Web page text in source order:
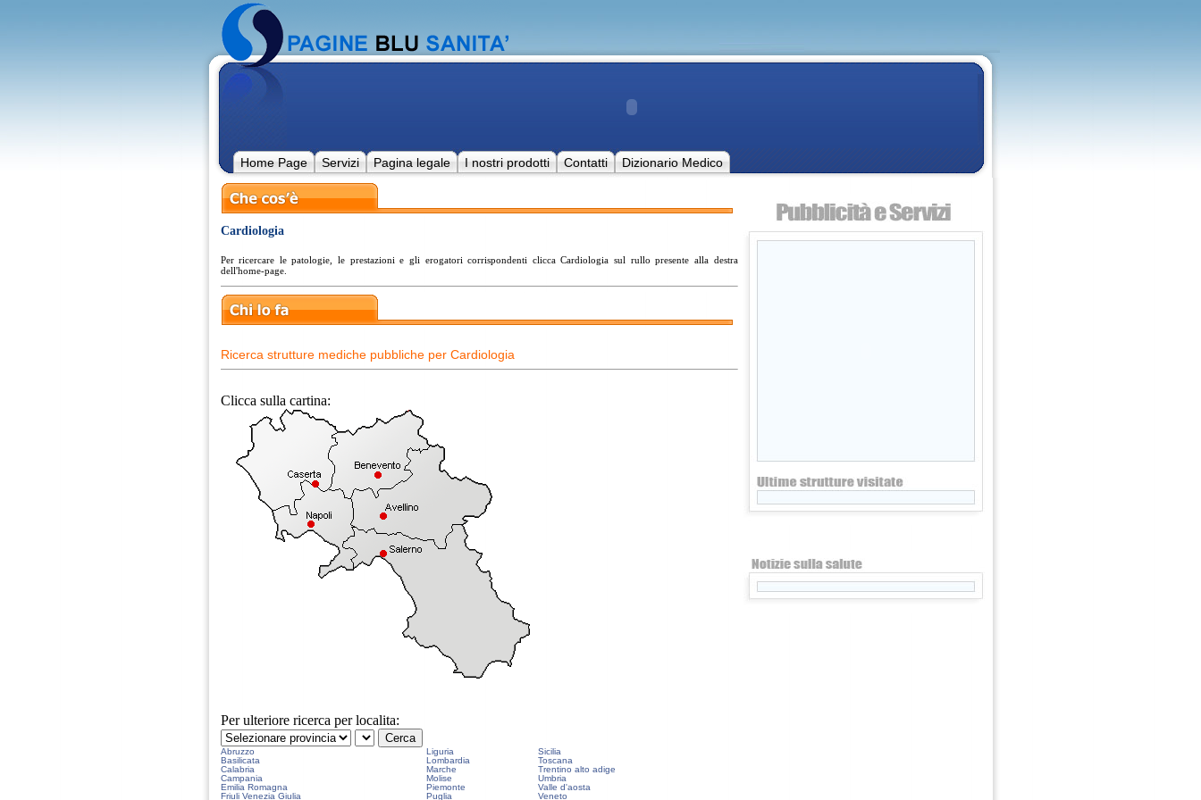
Home Page Servizi Pagina legale I nostri prodotti Contatti Dizionario Medico
Cardiologia
Per ricercare le patologie, le prestazioni e gli erogatori corrispondenti clicca Cardiologia sul rullo presente alla destra
dell'home-page.
Ricerca strutture mediche pubbliche per Cardiologia
Clicca sulla cartina:
Per ulteriore ricerca per localita:
Abruzzo Liguria
Sicilia
Basilicata
Lombardia
Toscana
Calabria
Marche
Trentino alto adige
Campania
Molise
Umbria
Emilia Romagna
Piemonte
Valle d'aosta
Friuli Venezia Giulia
Puglia Veneto